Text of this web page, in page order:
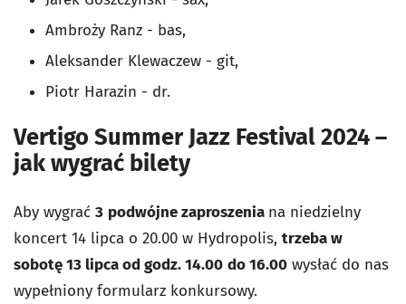
Ambroży Ranz - bas,
Aleksander Klewaczew - git,
Piotr Harazin - dr.
Vertigo Summer Jazz Festival 2024 –
jak wygrać bilety
Aby wygrać 3 podwójne zaproszenia na niedzielny
koncert 14 lipca o 20.00 w Hydropolis, trzeba w
sobotę 13 lipca od godz. 14.00 do 16.00 wysłać do nas
wypełniony formularz konkursowy.